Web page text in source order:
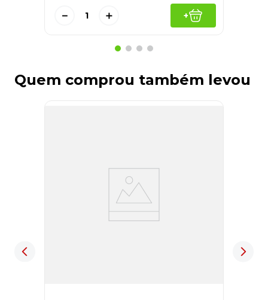
＋
－ +
Quem comprou também levou